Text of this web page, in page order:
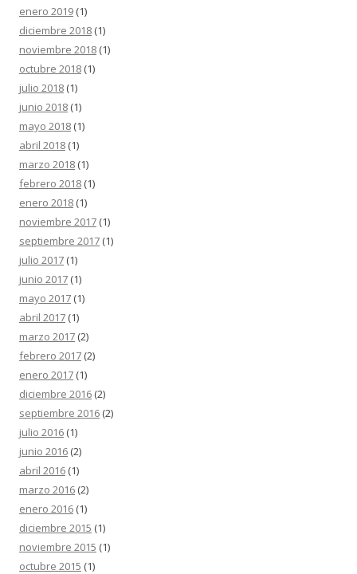
enero 2019 (1)
diciembre 2018 (1)
noviembre 2018 (1)
octubre 2018 (1)
julio 2018 (1)
junio 2018 (1)
mayo 2018 (1)
abril 2018 (1)
marzo 2018 (1)
febrero 2018 (1)
enero 2018 (1)
noviembre 2017 (1)
septiembre 2017 (1)
julio 2017 (1)
junio 2017 (1)
mayo 2017 (1)
abril 2017 (1)
marzo 2017 (2)
febrero 2017 (2)
enero 2017 (1)
diciembre 2016 (2)
septiembre 2016 (2)
julio 2016 (1)
junio 2016 (2)
abril 2016 (1)
marzo 2016 (2)
enero 2016 (1)
diciembre 2015 (1)
noviembre 2015 (1)
octubre 2015 (1)